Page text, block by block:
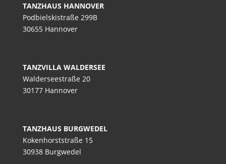
TANZHAUS HANNOVER
Podbielskistraße 299B
30655 Hannover
TANZVILLA WALDERSEE
Walderseestraße 20
30177 Hannover
TANZHAUS BURGWEDEL
Kokenhorststraße 15
30938 Burgwedel